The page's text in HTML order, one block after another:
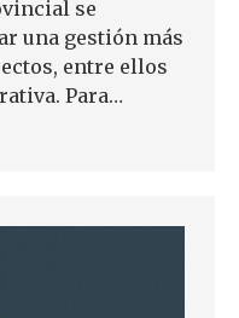
se
una gestión más
entre ellos
Para…